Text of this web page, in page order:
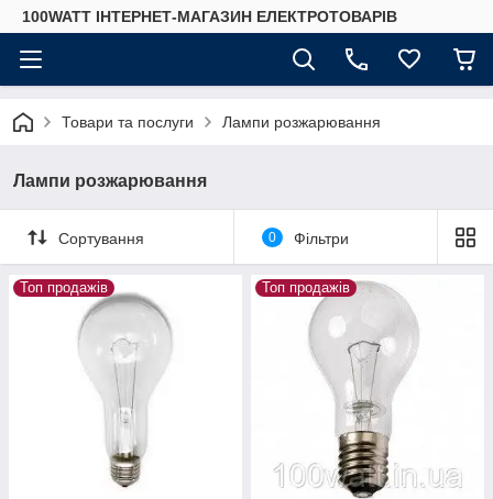
100WATT ІНТЕРНЕТ-МАГАЗИН ЕЛЕКТРОТОВАРІВ
Товари та послуги Лампи розжарювання
Лампи розжарювання
Сортування 0 Фільтри
Топ продажів Топ продажів